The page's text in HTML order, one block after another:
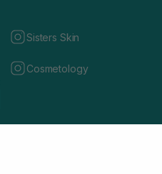
Sisters Skin
Cosmetology